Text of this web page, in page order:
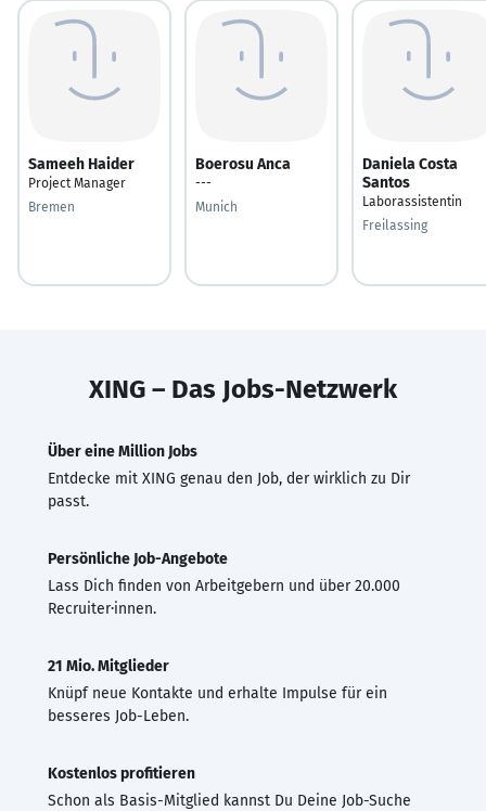
Sameeh Haider
Project Manager
Bremen
Boerosu Anca
---
Munich
Daniela Costa
Santos
Laborassistentin
Freilassing
XING – Das Jobs-Netzwerk
Über eine Million Jobs
Entdecke mit XING genau den Job, der wirklich zu Dir
passt.
Persönliche Job-Angebote
Lass Dich finden von Arbeitgebern und über 20.000
Recruiter·innen.
21 Mio. Mitglieder
Knüpf neue Kontakte und erhalte Impulse für ein
besseres Job-Leben.
Kostenlos profitieren
Schon als Basis-Mitglied kannst Du Deine Job-Suche